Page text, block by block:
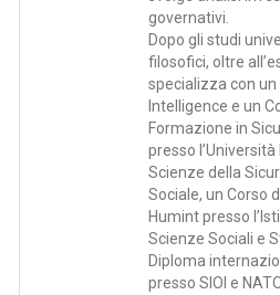
governativi.
Dopo gli studi
filosofici, oltre
specializza con
Intelligence e un
Formazione in
presso
Scienze della
Sociale, un Corso
Humint presso
Scienze Sociali e
Diploma
presso SIOI e